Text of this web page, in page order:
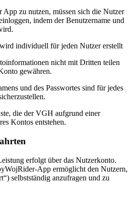
zu nutzen, müssen sich die Nutzer
indem der Benutzername und
individuell für jeden Nutzer erstellt
nicht mit Dritten teilen
gewähren.
und des Passwortes sind für jedes
die der VGH aufgrund einer
Kontos entstehen.
erfolgt über das Nutzerkonto.
App ermöglicht den Nutzern,
selbstständig anzufragen und zu